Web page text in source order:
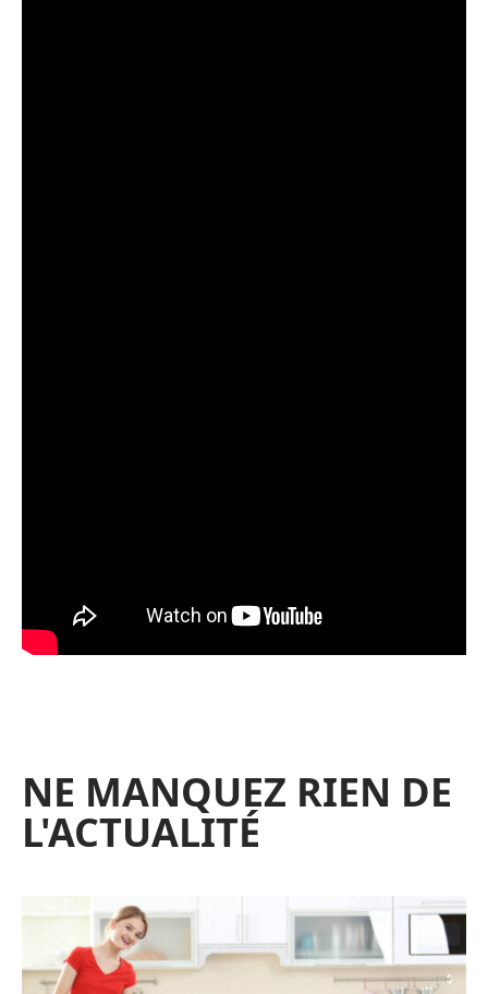
NE MANQUEZ RIEN DE
L'ACTUALITÉ